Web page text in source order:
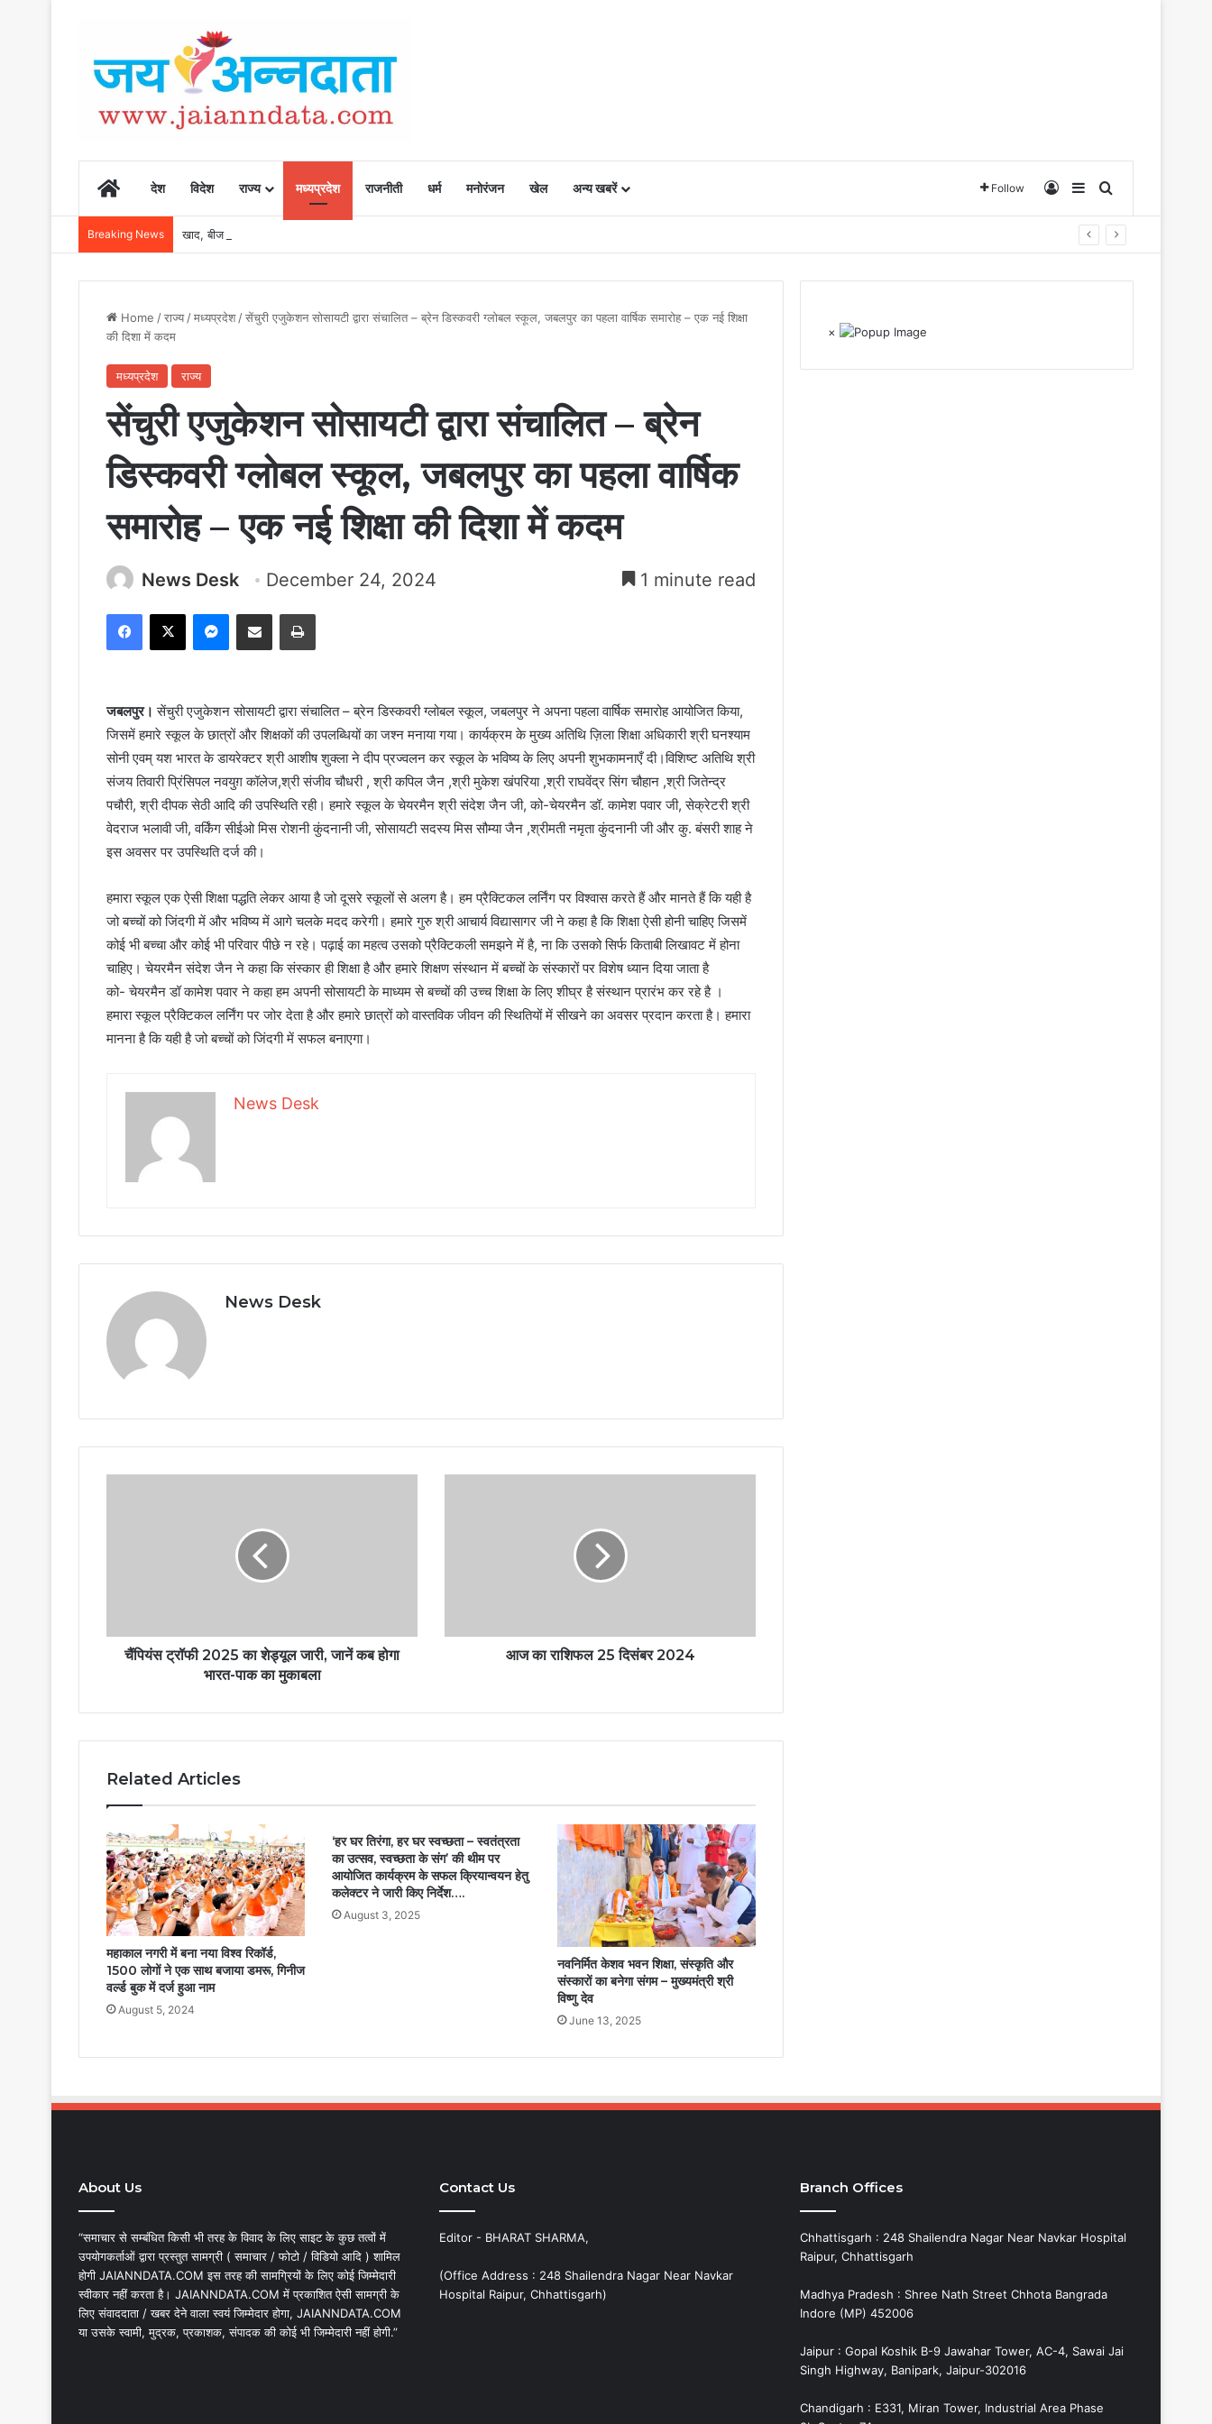
Homeदेश विदेश राज्य मध्यप्रदेश राजनीती धर्म मनोरंजन खेल अन्य खबरें Follow Log InSidebarSearch for
Breaking News खाद, बीज और उर्वरकों की समय पर उपलब्धता से किसानों में उत्साह, नैनो डीएपी और नैनो यूरिया बने किसानों के भरोसेमंद कृषि साथी…..
Home /राज्य/मध्यप्रदेश/सेंचुरी एजुकेशन सोसायटी द्वारा संचालित – ब्रेन डिस्कवरी ग्लोबल स्कूल, जबलपुर का पहला वार्षिक समारोह – एक नई शिक्षा
की दिशा में कदम
मध्यप्रदेश राज्य
सेंचुरी एजुकेशन सोसायटी द्वारा संचालित – ब्रेन
डिस्कवरी ग्लोबल स्कूल, जबलपुर का पहला वार्षिक
समारोह – एक नई शिक्षा की दिशा में कदम
News Desk December 24, 2024 1 minute read
Facebook
X Messenger
Share via Email Print
जबलपुर। सेंचुरी एजुकेशन सोसायटी द्वारा संचालित – ब्रेन डिस्कवरी ग्लोबल स्कूल, जबलपुर ने अपना पहला वार्षिक समारोह आयोजित किया,
जिसमें हमारे स्कूल के छात्रों और शिक्षकों की उपलब्धियों का जश्न मनाया गया। कार्यक्रम के मुख्य अतिथि ज़िला शिक्षा अधिकारी श्री घनश्याम
सोनी एवम् यश भारत के डायरेक्टर श्री आशीष शुक्ला ने दीप प्रज्वलन कर स्कूल के भविष्य के लिए अपनी शुभकामनाएँ दी।विशिष्ट अतिथि श्री
संजय तिवारी प्रिंसिपल नवयुग़ कॉलेज,श्री संजीव चौधरी , श्री कपिल जैन ,श्री मुकेश खंपरिया ,श्री राघवेंद्र सिंग चौहान ,श्री जितेन्द्र
पचौरी, श्री दीपक सेठी आदि की उपस्थिति रही। हमारे स्कूल के चेयरमैन श्री संदेश जैन जी, को-चेयरमैन डॉ. कामेश पवार जी, सेक्रेटरी श्री
वेदराज भलावी जी, वर्किंग सीईओ मिस रोशनी कुंदनानी जी, सोसायटी सदस्य मिस सौम्या जैन ,श्रीमती नमृता कुंदनानी जी और कु. बंसरी शाह ने
इस अवसर पर उपस्थिति दर्ज की।
हमारा स्कूल एक ऐसी शिक्षा पद्धति लेकर आया है जो दूसरे स्कूलों से अलग है। हम प्रैक्टिकल लर्निंग पर विश्वास करते हैं और मानते हैं कि यही है
जो बच्चों को जिंदगी में और भविष्य में आगे चलके मदद करेगी। हमारे गुरु श्री आचार्य विद्यासागर जी ने कहा है कि शिक्षा ऐसी होनी चाहिए जिसमें
कोई भी बच्चा और कोई भी परिवार पीछे न रहे। पढ़ाई का महत्व उसको प्रैक्टिकली समझने में है, ना कि उसको सिर्फ किताबी लिखावट में होना
चाहिए। चेयरमैन संदेश जैन ने कहा कि संस्कार ही शिक्षा है और हमारे शिक्षण संस्थान में बच्चों के संस्कारों पर विशेष ध्यान दिया जाता है
को- चेयरमैन डॉ कामेश पवार ने कहा हम अपनी सोसायटी के माध्यम से बच्चों की उच्च शिक्षा के लिए शीघ्र है संस्थान प्रारंभ कर रहे है ।
हमारा स्कूल प्रैक्टिकल लर्निंग पर जोर देता है और हमारे छात्रों को वास्तविक जीवन की स्थितियों में सीखने का अवसर प्रदान करता है। हमारा
मानना है कि यही है जो बच्चों को जिंदगी में सफल बनाएगा।
News Desk
News Desk
चैंपियंस ट्रॉफी 2025 का शेड्यूल जारी, जानें कब होगा
भारत-पाक का मुकाबला
आज का राशिफल 25 दिसंबर 2024
Related Articles
महाकाल नगरी में बना नया विश्व रिकॉर्ड,
1500 लोगों ने एक साथ बजाया डमरू, गिनीज
वर्ल्ड बुक में दर्ज हुआ नाम
August 5, 2024
‘हर घर तिरंगा, हर घर स्वच्छता – स्वतंत्रता
का उत्सव, स्वच्छता के संग’ की थीम पर
आयोजित कार्यक्रम के सफल क्रियान्वयन हेतु
कलेक्टर ने जारी किए निर्देश….
August 3, 2025
नवनिर्मित केशव भवन शिक्षा, संस्कृति और
संस्कारों का बनेगा संगम – मुख्यमंत्री श्री
विष्णु देव
June 13, 2025
×
About Us
“समाचार से सम्बंधित किसी भी तरह के विवाद के लिए साइट के कुछ तत्वों में
उपयोगकर्ताओं द्वारा प्रस्तुत सामग्री ( समाचार / फोटो / विडियो आदि ) शामिल
होगी JAIANNDATA.COM इस तरह की सामग्रियों के लिए कोई जिम्मेदारी
स्वीकार नहीं करता है। JAIANNDATA.COM में प्रकाशित ऐसी सामग्री के
लिए संवाददाता / खबर देने वाला स्वयं जिम्मेदार होगा, JAIANNDATA.COM
या उसके स्वामी, मुद्रक, प्रकाशक, संपादक की कोई भी जिम्मेदारी नहीं होगी.”
Contact Us
Editor - BHARAT SHARMA,
(Office Address : 248 Shailendra Nagar Near Navkar
Hospital Raipur, Chhattisgarh)
Branch Offices
Chhattisgarh : 248 Shailendra Nagar Near Navkar Hospital
Raipur, Chhattisgarh
Madhya Pradesh : Shree Nath Street Chhota Bangrada
Indore (MP) 452006
Jaipur : Gopal Koshik B-9 Jawahar Tower, AC-4, Sawai Jai
Singh Highway, Banipark, Jaipur-302016
Chandigarh : E331, Miran Tower, Industrial Area Phase